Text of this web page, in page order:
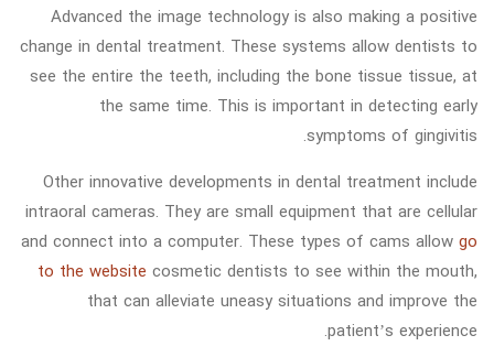
Advanced the image technology is also making a positive
change in dental treatment. These systems allow dentists to
see the entire the teeth, including the bone tissue tissue, at
the same time. This is important in detecting early
symptoms of gingivitis.
Other innovative developments in dental treatment include
intraoral cameras. They are small equipment that are cellular
and connect into a computer. These types of cams allowgo
to the website cosmetic dentists to see within the mouth,
that can alleviate uneasy situations and improve the
patient’s experience.